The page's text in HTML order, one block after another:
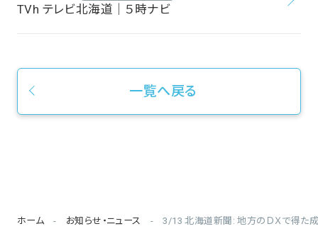
TVh テレビ北海道｜５時ナビ
一覧へ戻る
ホーム お知らせ・ニュース 3/13 北海道新聞: 地方のＤＸで得た